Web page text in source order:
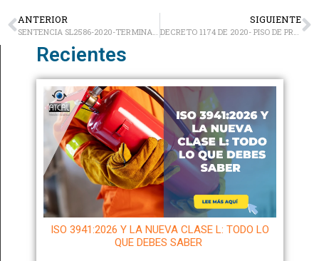
ANTERIOR
SENTENCIA SL2586-2020-TERMINACIÓN DE CONTRATO DE TRABAJADORES CON FUERO DE SALUD
SIGUIENTE
DECRETO 1174 DE 2020- PISO DE PROTECCIÓN SOCIAL
Recientes
ISO 3941:2026 Y LA NUEVA CLASE L: TODO LO
QUE DEBES SABER